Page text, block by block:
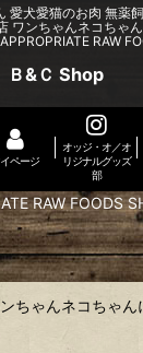
愛犬愛猫のお肉 無薬
ワンちゃんネコちゃ
RAW
Ｂ&Ｃ Shop
ページ
オッジ・オ／オ
リジナルグッズ
部
RAW FOODS
ちゃんネコちゃ